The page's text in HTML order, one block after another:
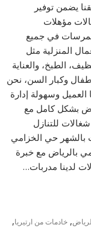
يضمن توفير
مؤهلات
في جميع
المنزلية مثل
الطبخ، والعناية
وكبار السن، نحن
وسهولة إدارة
بشكل كامل مع
للتنازل
الرياض شغالات بالشهر حي الخزامي
بالرياض مع خبرة
لدينا مدربات…
,خادمات من ارتيريا,